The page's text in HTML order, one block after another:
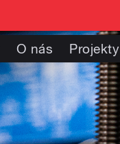
O nás Projekty